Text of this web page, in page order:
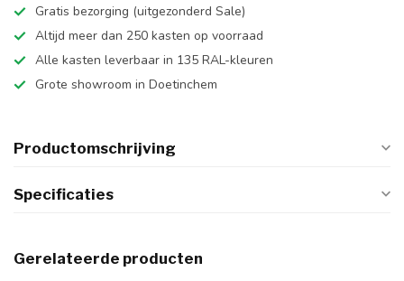
Gratis bezorging (uitgezonderd Sale)
Altijd meer dan 250 kasten op voorraad
Alle kasten leverbaar in 135 RAL-kleuren
Grote showroom in Doetinchem
Productomschrijving
Specificaties
Gerelateerde producten